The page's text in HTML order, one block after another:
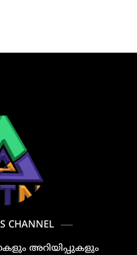
CHANNEL
അറിയിപ്പുകളും